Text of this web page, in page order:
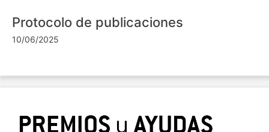
Protocolo de publicaciones
10/06/2025